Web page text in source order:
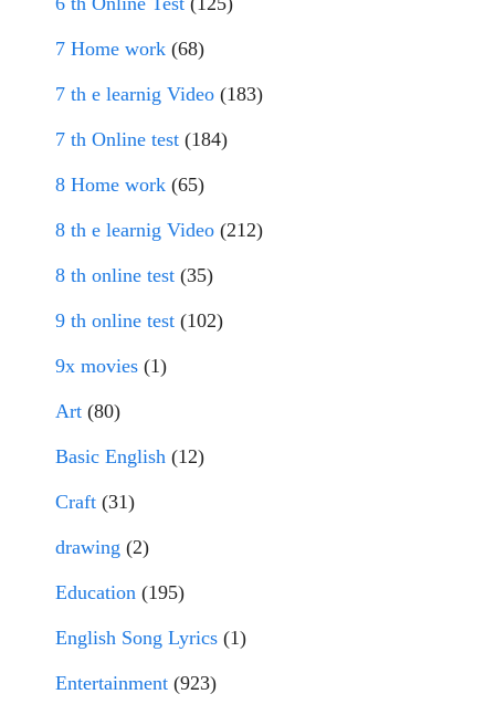
7 Home work (68)
7 th e learnig Video (183)
7 th Online test (184)
8 Home work (65)
8 th e learnig Video (212)
8 th online test (35)
9 th online test (102)
9x movies (1)
Art (80)
Basic English (12)
Craft (31)
drawing (2)
Education (195)
English Song Lyrics (1)
Entertainment (923)